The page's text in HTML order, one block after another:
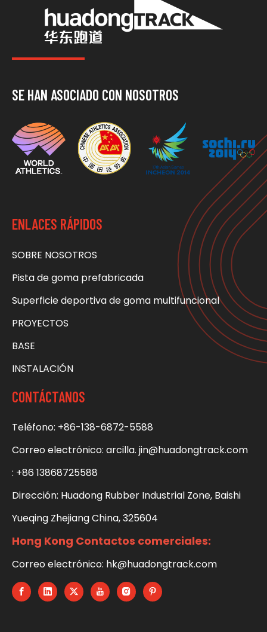
SE HAN ASOCIADO CON NOSOTROS
ENLACES RÁPIDOS
SOBRE NOSOTROS
Pista de goma prefabricada
Superficie deportiva de goma multifuncional
PROYECTOS
BASE
INSTALACIÓN
CONTÁCTANOS
Teléfono: +86-138-6872-5588
Correo electrónico: arcilla. jin@huadongtrack.com
: +86 13868725588
Dirección: Huadong Rubber Industrial Zone, Baishi
Yueqing Zhejiang China, 325604
Hong Kong Contactos comerciales:
Correo electrónico: hk@huadongtrack.com